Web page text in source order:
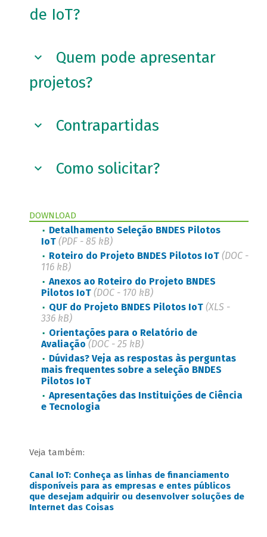
de IoT?
Quem pode apresentar
projetos?
Contrapartidas
Como solicitar?
DOWNLOAD
Detalhamento Seleção BNDES Pilotos
IoT (PDF - 85 kB)
Roteiro do Projeto BNDES Pilotos IoT (DOC -
116 kB)
Anexos ao Roteiro do Projeto BNDES
Pilotos IoT (DOC - 170 kB)
QUF do Projeto BNDES Pilotos IoT (XLS -
336 kB)
Orientações para o Relatório de
Avaliação (DOC - 25 kB)
Dúvidas? Veja as respostas às perguntas
mais frequentes sobre a seleção BNDES
Pilotos IoT
Apresentações das Instituições de Ciência
e Tecnologia
Veja também:
Canal IoT: Conheça as linhas de financiamento
disponíveis para as empresas e entes públicos
que desejam adquirir ou desenvolver soluções de
Internet das Coisas